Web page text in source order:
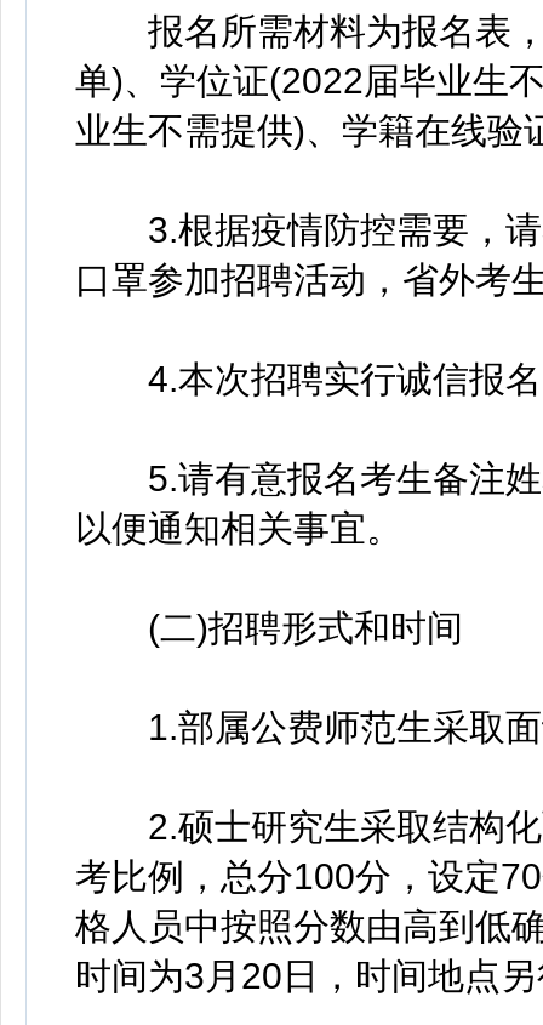
报名所需材料为报名表，
单)、学位证(2022届毕业生
业生不需提供)、学籍在线验
3.根据疫情防控需要，请
口罩参加招聘活动，省外考
4.本次招聘实行诚信报名
5.请有意报名考生备注姓
以便通知相关事宜。
(二)招聘形式和时间
1.部属公费师范生采取面
2.硕士研究生采取结构化
考比例，总分100分，设定
格人员中按照分数由高到低
时间为3月20日，时间地点